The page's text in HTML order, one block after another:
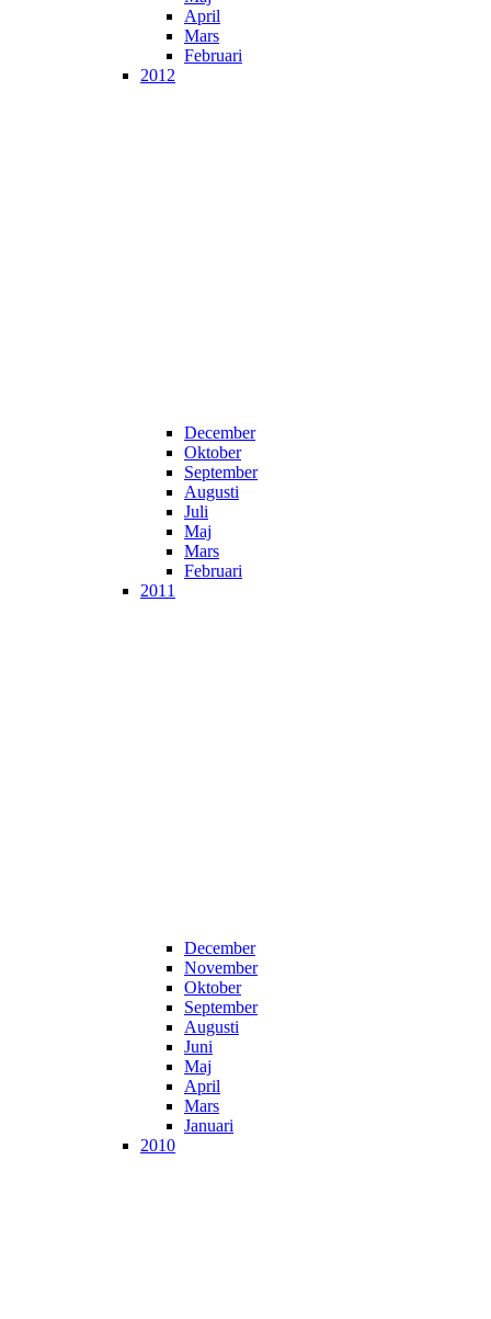
April
Mars
Februari
2012
December
Oktober
September
Augusti
Juli
Maj
Mars
Februari
2011
December
November
Oktober
September
Augusti
Juni
Maj
April
Mars
Januari
2010